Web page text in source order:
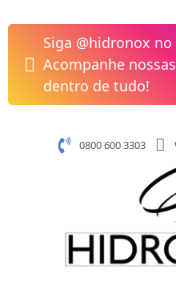
para
conteúdo
Siga @hidronox
Acompanhe
dentro de tudo!
0800 600 3303
Monocomando
Lavatório
Link
-
Deca